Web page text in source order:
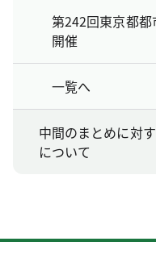
第242回東京都
開催
一覧へ
中間のまとめに対
について